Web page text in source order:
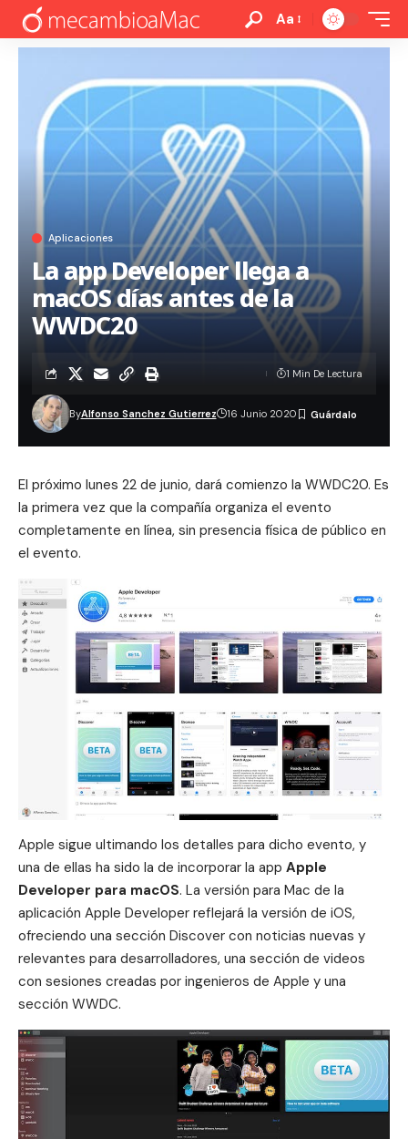
Aa
Aplicaciones
La app Developer llega a
macOS días antes de la
WWDC20
ByAlfonso Sanchez Gutierrez 16 Junio 2020
1 Min De Lectura
El próximo lunes 22 de junio, dará comienzo la WWDC20. Es
la primera vez que la compañía organiza el evento
completamente en línea, sin presencia física de público en
el evento.
Apple sigue ultimando los detalles para dicho evento, y
una de ellas ha sido la de incorporar la app Apple
Developer para macOS. La versión para Mac de la
aplicación Apple Developer reflejará la versión de iOS,
ofreciendo una sección Discover con noticias nuevas y
relevantes para desarrolladores, una sección de videos
con sesiones creadas por ingenieros de Apple y una
sección WWDC.